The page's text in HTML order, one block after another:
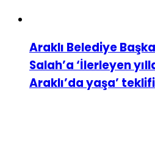
Araklı Belediye
Salah’a ‘İlerleyen
Araklı’da yaşa’ teklifi